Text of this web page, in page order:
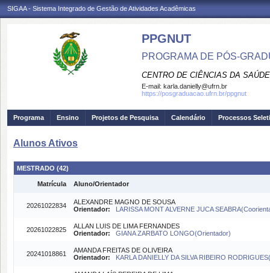
SIGAA - Sistema Integrado de Gestão de Atividades Acadêmicas
PPGNUT
PROGRAMA DE PÓS-
CENTRO DE CIÊNCIAS DA SAÚDE
E-mail: karla.danielly@ufrn.br
https://posgraduacao.ufrn.br/ppgnut
Programa Ensino Projetos de Pesquisa Calendário Processos
Alunos Ativos
MESTRADO (42)
Matrícula Aluno/Orientador
20261022834
ALEXANDRE MAGNO DE SOUSA
Orientador:
LARISSA MONT ALVERNE JUCA
20261022825
ALLAN LUIS DE LIMA FERNANDES
Orientador:
GIANA ZARBATO LONGO(Orientador)
20241018861
AMANDA FREITAS DE OLIVEIRA
Orientador:
KARLA DANIELLY DA SILVA RIBEIRO